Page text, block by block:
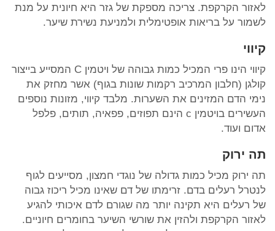
לאזור הקרקפת. צריכה מספקת של גזר היא חיונית על מנת
לשמור על בריאות אופטימלית ולמניעת נשירת שיער.
קיווי
קיווי הינו פרי המכיל כמות גבוהה של ויטמין C המסייע בייצור
קולגן (חלבון המרכיב רקמות שונות בגוף) אשר מחזק את
נימי הדם המזינים את השערות. מלבד קיווי, מזונות נוספים
העשירים בויטמין c הינם תפוזים, פפאיה, תותים, פלפל
אדום ועוד.
תה ירוק
תה ירוק מכיל כמות גדולה של נוגדי חמצון, מסייעים לגוף
לנטרל רעלים בדם. זרימתו של דם שאינו מכיל ריכוז גבוה
של רעלים היא תקינה יותר מה שגורם לדם איכותי להגיע
לאזור הקרקפת ולהזין את שורשי השיער בחומרים חיוניים.